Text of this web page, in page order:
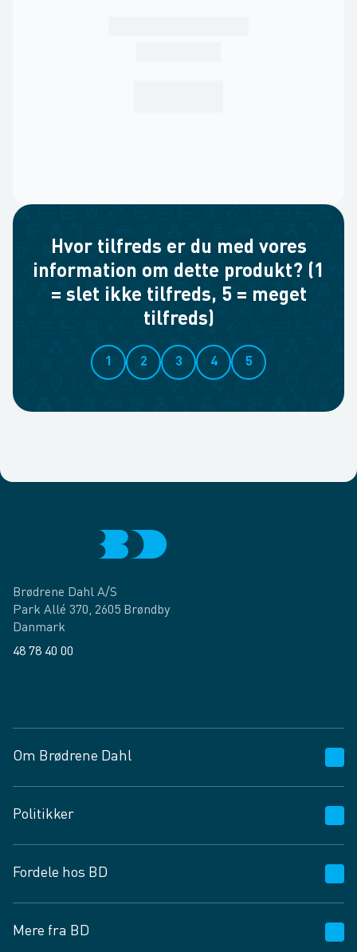
Hvor tilfreds er du med vores
information om dette produkt? (1
= slet ikke tilfreds, 5 = meget
tilfreds)
1 2 3 4 5
Brødrene Dahl A/S
Park Allé 370, 2605 Brøndby
Danmark
48 78 40 00
Om Brødrene Dahl
Vagttelefon 30 10 89 89
Spørgsmål og svar
Job og karriere
Fødevarekontrolrapport
Politikker
Privatlivspolitik
Cookies
Vilkår og betingelser
Fordele hos BD
BD app
Mere fra BD